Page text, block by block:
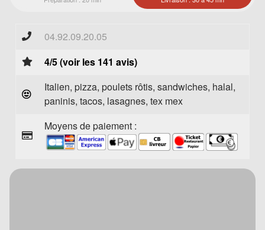
04.92.09.20.05
4/5 (voir les 141 avis)
Italien, pizza, poulets rôtis, sandwiches, halal,
paninis, tacos, lasagnes, tex mex
Moyens de paiement :